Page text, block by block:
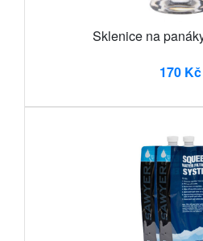
Sklenice na
170 Kč